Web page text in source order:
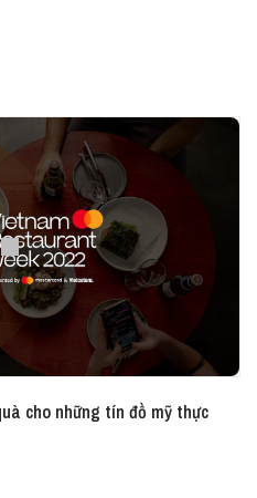
cho những tín đồ mỹ thực